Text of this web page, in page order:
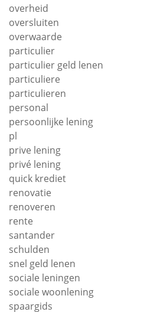
overheid
oversluiten
overwaarde
particulier
particulier geld lenen
particuliere
particulieren
personal
persoonlijke lening
pl
prive lening
privé lening
quick krediet
renovatie
renoveren
rente
santander
schulden
snel geld lenen
sociale leningen
sociale woonlening
spaargids